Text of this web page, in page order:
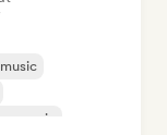
music